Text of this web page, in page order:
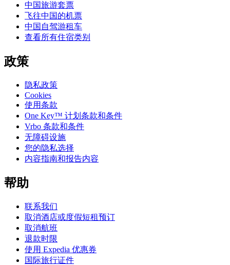
中国旅游套票
飞往中国的机票
中国自驾游租车
查看所有住宿类别
政策
隐私政策
Cookies
使用条款
One Key™ 计划条款和条件
Vrbo 条款和条件
无障碍设施
您的隐私选择
内容指南和报告内容
帮助
联系我们
取消酒店或度假短租预订
取消航班
退款时限
使用 Expedia 优惠券
国际旅行证件